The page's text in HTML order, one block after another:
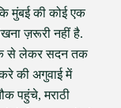
मुंबई की कोई एक
ज़रूरी नहीं है.
से लेकर सदन तक
की अगुवाई में
पहुंचे, मराठी